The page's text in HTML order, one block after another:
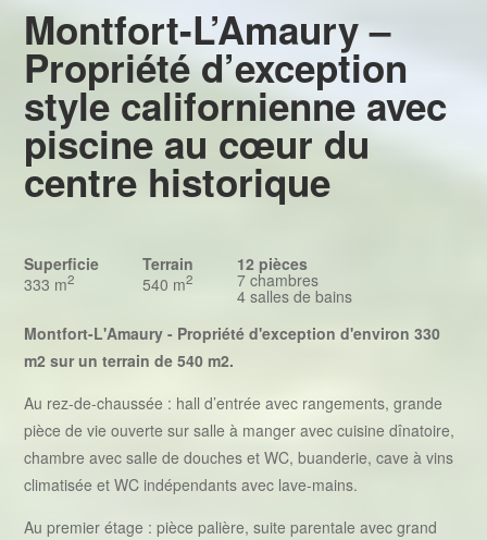
Montfort-L’Amaury –
Propriété d’exception
style californienne avec
piscine au cœur du
centre historique
Superficie
333 m2
Terrain
540 m2
12 pièces
7 chambres
4 salles de bains
Montfort-L'Amaury - Propriété d'exception d'environ 330
m2 sur un terrain de 540 m2.
Au rez-de-chaussée : hall d’entrée avec rangements, grande
pièce de vie ouverte sur salle à manger avec cuisine dînatoire,
chambre avec salle de douches et WC, buanderie, cave à vins
climatisée et WC indépendants avec lave-mains.
Au premier étage : pièce palière, suite parentale avec grand